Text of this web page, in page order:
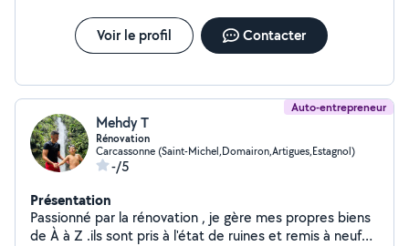
Voir le profil Contacter
Auto-entrepreneur
Mehdy T
Rénovation
Carcassonne (Saint-Michel,Domairon,Artigues,Estagnol)
-/5
Présentation
Passionné par la rénovation , je gère mes propres biens
de À à Z .ils sont pris à l'état de ruines et remis à neuf